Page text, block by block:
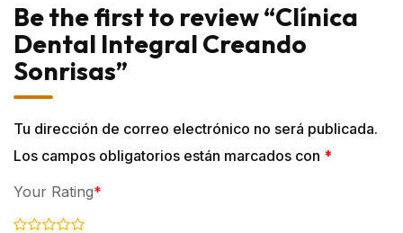
Be the first to review “Clínica
Dental Integral Creando
Sonrisas”
Tu dirección de correo electrónico no será publicada.
Los campos obligatorios están marcados con *
Your Rating*